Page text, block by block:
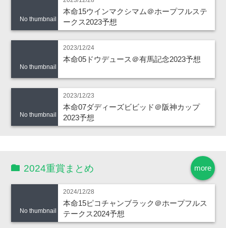
No thumbnail
本命15ウインマクシマム＠ホープフルステ
ークス2023予想
No thumbnail
2023/12/24
本命05ドウデュース＠有馬記念2023予想
No thumbnail
2023/12/23
本命07ダディーズビビッド＠阪神カップ
2023予想
more
2024重賞まとめ
No thumbnail
2024/12/28
本命15ピコチャンブラック＠ホープフルス
テークス2024予想